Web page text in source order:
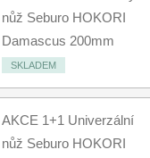
nůž Seburo HOKORI
Damascus 200mm
SKLADEM
AKCE 1+1 Univerzální
nůž Seburo HOKORI